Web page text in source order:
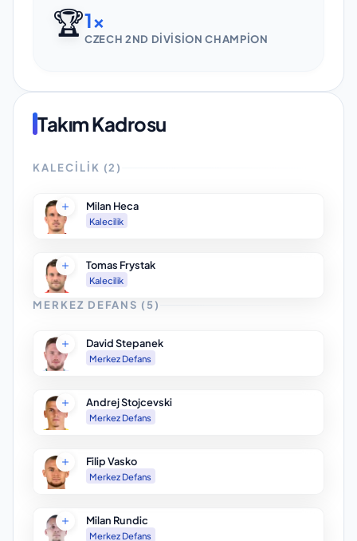
🏆1x
CZECH 2ND DIVISION CHAMPION
Takım Kadrosu
KALECILIK (2)
Milan Heca
Kalecilik
Tomas Frystak
Kalecilik
MERKEZ DEFANS ( 5)
David Stepanek
Merkez Defans
Andrej Stojcevski
Merkez Defans
Filip Vasko
Merkez Defans
Milan Rundic
Merkez Defans